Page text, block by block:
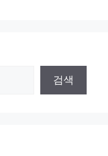
검색